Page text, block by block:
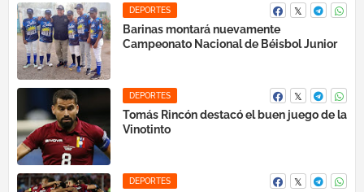
DEPORTES
Barinas montará nuevamente
Campeonato Nacional de Béisbol Junior
DEPORTES
Tomás Rincón destacó el buen juego de la
Vinotinto
DEPORTES